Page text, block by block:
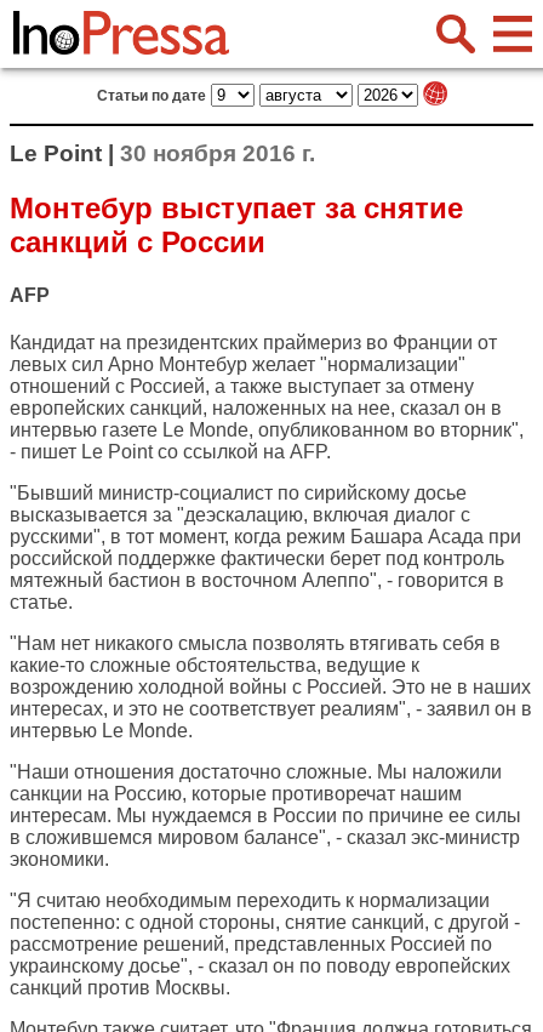
Статьи по дате
Le Point | 30 ноября 2016 г.
Монтебур выступает за снятие
санкций с России
AFP
Кандидат на президентских праймериз во Франции от
левых сил Арно Монтебур желает "нормализации"
отношений с Россией, а также выступает за отмену
европейских санкций, наложенных на нее, сказал он в
интервью газете Le Monde, опубликованном во вторник",
- пишет Le Pointсо ссылкой на AFP.
"Бывший министр-социалист по сирийскому досье
высказывается за "деэскалацию, включая диалог с
русскими", в тот момент, когда режим Башара Асада при
российской поддержке фактически берет под контроль
мятежный бастион в восточном Алеппо", - говорится в
статье.
"Нам нет никакого смысла позволять втягивать себя в
какие-то сложные обстоятельства, ведущие к
возрождению холодной войны с Россией. Это не в наших
интересах, и это не соответствует реалиям", - заявил он в
интервью Le Monde.
"Наши отношения достаточно сложные. Мы наложили
санкции на Россию, которые противоречат нашим
интересам. Мы нуждаемся в России по причине ее силы
в сложившемся мировом балансе", - сказал экс-министр
экономики.
"Я считаю необходимым переходить к нормализации
постепенно: с одной стороны, снятие санкций, с другой -
рассмотрение решений, представленных Россией по
украинскому досье", - сказал он по поводу европейских
санкций против Москвы.